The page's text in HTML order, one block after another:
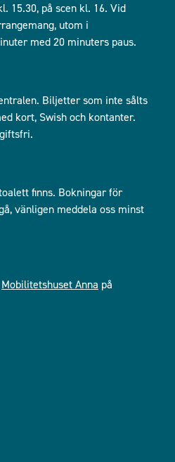
15.30, på scen kl. 16. Vid
utom i
med 20 minuters paus.
Biljetter som inte sålts
kort, Swish och kontanter.
finns. Bokningar för
vänligen meddela oss minst
Mobilitetshuset Anna på